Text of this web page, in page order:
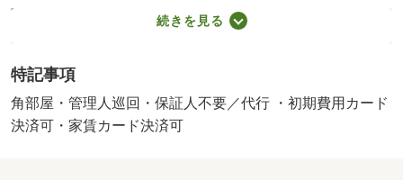
込）／更新事務手数料 ２２，０００円 ｒｕｕｍサポー
ト（税込１，９８０円）が必要です。／保証会社利用必：
の２．２％又は５．５％ ※ペット可は２．５万／２．
５％／仲介手数料１．１ヶ月／事務所利用不可／バストイ
レ別／エアコン／フローリング／シャワー付洗面台／ＴＶ
続きを見る
特記事項
角部屋・管理人巡回・保証人不要／代行 ・初期費用カード
決済可・家賃カード決済可